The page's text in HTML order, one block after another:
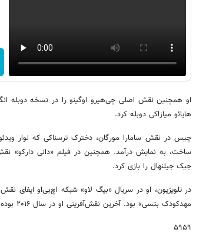
او همچنین نقش اصلی چی‌هیرو اوگینو را در نسخه دوبله
هایائو میازاکی دوبله کرد.
ساخت، به نمایش درآمد. همچنین در فیلم «دانی دارکو»
جیک جیلنهال را بازی کرد.
در تلویزیون، او در سریال «بیگ لاو» شبکه اچ‌بی‌او
مهدکودک بتسی» بود. آخرین نقش‌آفرینی او در سال ۲۰۱۶ بوده است.
۵۹۵۹